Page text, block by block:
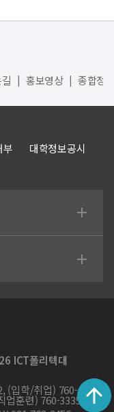
홍보영상 종합정보시
부
대학정보공시
ICT폴리텍대
(입학/취업) 760-
업훈련) 760-3335